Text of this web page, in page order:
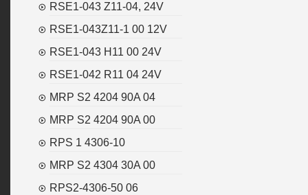
RSE1-043 Z11-04, 24V
RSE1-043Z11-1 00 12V
RSE1-043 H11 00 24V
RSE1-042 R11 04 24V
MRP S2 4204 90A 04
MRP S2 4204 90A 00
RPS 1 4306-10
MRP S2 4304 30A 00
RPS2-4306-50 06